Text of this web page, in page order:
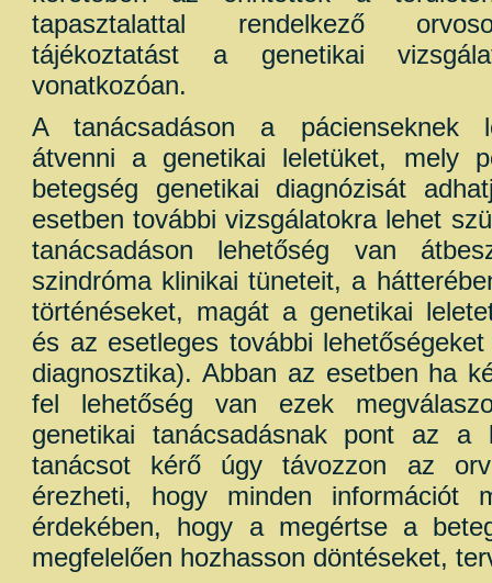
tapasztalattal rendelkező
tájékoztatást a genetikai
vonatkozóan.
A tanácsadáson a pácienseknek
átvenni a genetikai leletüket, mely
betegség genetikai diagnózisát
esetben további vizsgálatokra lehet
tanácsadáson lehetőség van
szindróma klinikai tüneteit, a
történéseket, magát a genetikai
és az esetleges további
diagnosztika). Abban az esetben ha
fel lehetőség van ezek
genetikai tanácsadásnak pont az a
tanácsot kérő úgy távozzon az
érezheti, hogy minden információt
érdekében, hogy a megértse a
megfelelően hozhasson döntéseket,